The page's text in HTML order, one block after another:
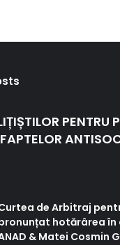
PENTRU
de Arbitraj
hotărârea în
& Matei Cosmin